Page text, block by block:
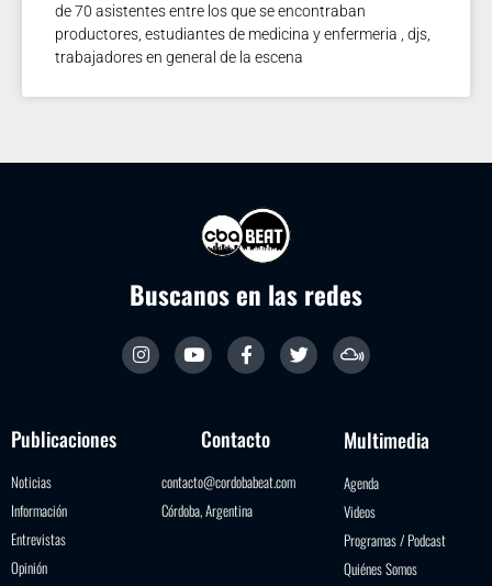
de 70 asistentes entre los que se encontraban
productores, estudiantes de medicina y enfermeria , djs,
trabajadores en general de la escena
Buscanos en las redes
Publicaciones
Noticias
Información
Entrevistas
Opinión
Contacto
contacto@cordobabeat.com
Córdoba, Argentina
Multimedia
Agenda
Videos
Programas / Podcast
Quiénes Somos